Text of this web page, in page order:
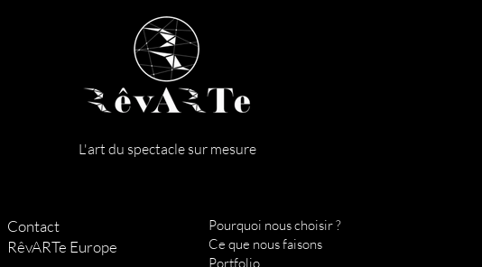
L'art du spectacle sur mesure
Contact
RêvARTe Europe
Pourquoi nous choisir ?
Ce que nous faisons
Portfolio